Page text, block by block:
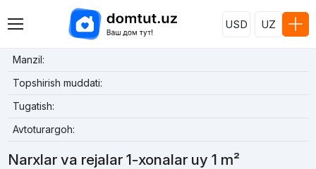
USD UZ
Manzil:
Topshirish muddati:
Tugatish:
Avtoturargoh:
Narxlar va rejalar 1-xonalar uy 1 m²